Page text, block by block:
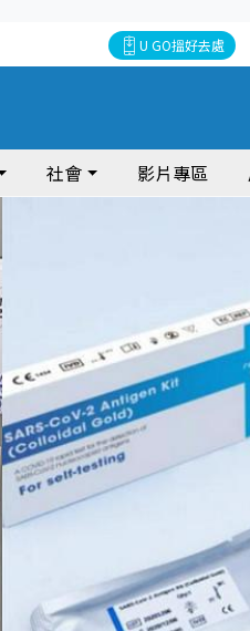
U GO搵好去處
社會 影片專區